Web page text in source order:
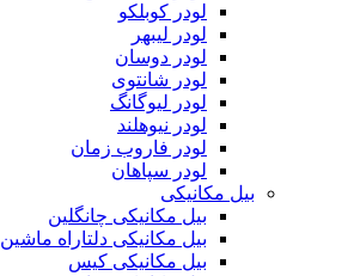
لودر کوبلکو
لودر لیبهر
لودر دوسان
لودر شانتوی
لودر لیوگانگ
لودر نیوهلند
لودر فاروب زمان
لودر سپاهان
بیل مکانیکی
بیل مکانیکی چانگلین
بیل مکانیکی دلتاراه ماشین
بیل مکانیکی کیس